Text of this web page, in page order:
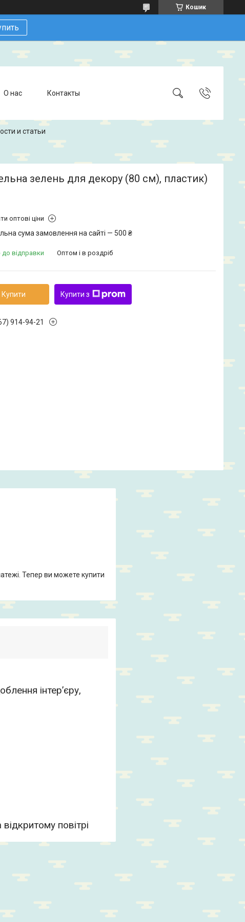
Кошик
О нас Контакты
и статьи
зелень для декору (80 см), пластик)
оптові ціни
сума замовлення на сайті — 500 ₴
відправки Оптом і в роздріб
Купити Купити з
914-94-21
Тепер ви можете купити
інтер’єру,
повітрі